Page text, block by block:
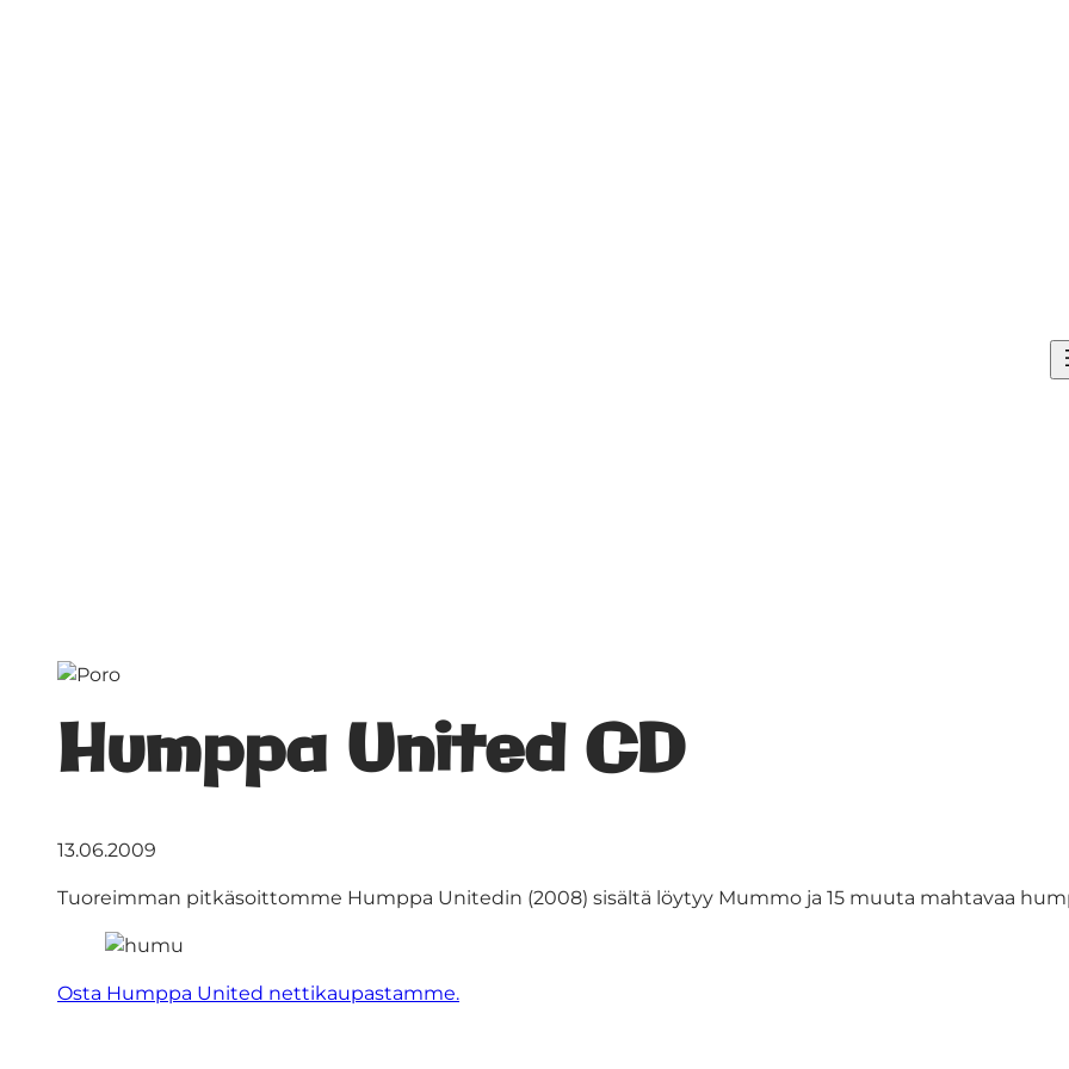
Humppa United CD
13.06.2009
Tuoreimman pitkäsoittomme Humppa Unitedin (2008) sisältä löytyy Mummo ja 15 muuta mahtavaa
Osta Humppa United nettikaupastamme.